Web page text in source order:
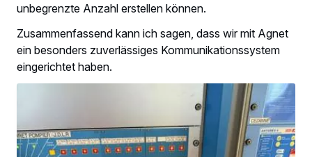
unbegrenzte Anzahl erstellen können.
Zusammenfassend kann ich sagen, dass wir mit Agnet
ein besonders zuverlässiges Kommunikationssystem
eingerichtet haben.